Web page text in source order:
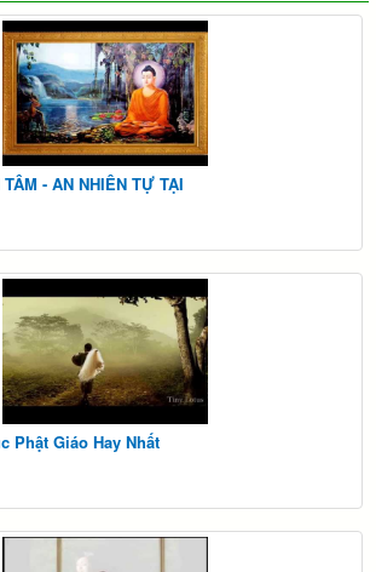
- AN NHIÊN TỰ TẠI
Phật Giáo Hay Nhất